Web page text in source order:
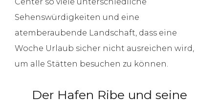
Sehenswürdigkeiten und eine
atemberaubende Landschaft, dass eine
Woche Urlaub sicher nicht ausreichen wird,
um alle Stätten besuchen zu können.
Der Hafen Ribe und seine